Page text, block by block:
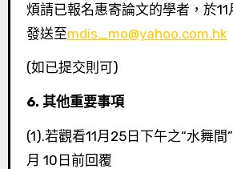
煩請已報名惠寄論文的學者，於
發送至mdis_mo@yahoo.com.hk
(如已提交則可)
6. 其他重要事項
(1).若觀看11月25日下午之“水舞間
月 10日前回覆